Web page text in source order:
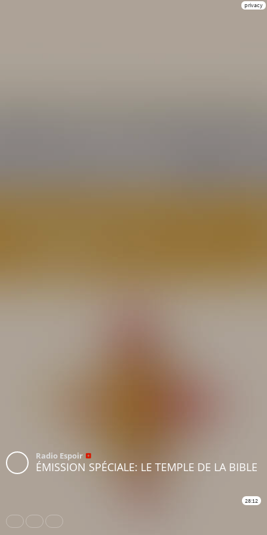
privacy
Radio Espoir
ÉMISSION SPÉCIALE: LE TEMPLE DE LA BIBLE
28:12
Share